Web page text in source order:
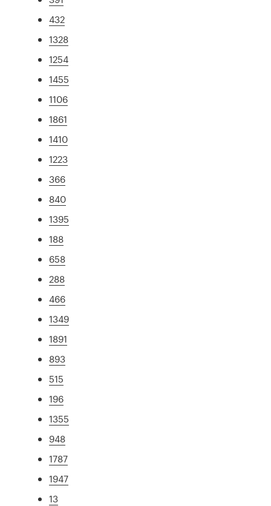
432
1328
1254
1455
1106
1861
1410
1223
366
840
1395
188
658
288
466
1349
1891
893
515
196
1355
948
1787
1947
13